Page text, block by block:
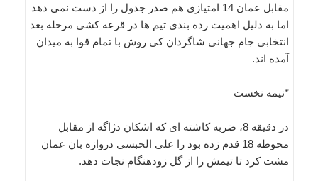
مقابل عمان 14 امتیازی هم صدر جدول را از دست نمی دهد
اما به دلیل اهمیت رده بندی تیم ها در قرعه کشی مرحله بعد
انتخابی جام جهانی شاگردان کی روش با تمام قوا به میدان
آمده اند.
*نیمه نخست
در دقیقه 8، ضربه کاشته ای که اشکان دژاگه از مقابل
محوطه 18 قدم زده بود را علی الحبسی دروازه بان عمان
مشت کرد تا تیمش را از گل زودهنگام نجات دهد.